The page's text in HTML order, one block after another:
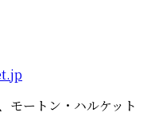
モートン・ハルケット